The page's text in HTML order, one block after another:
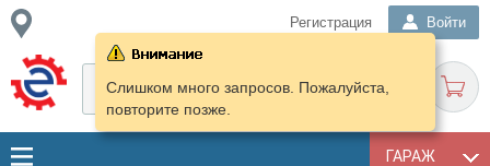
Регистрация Войти
ГАРАЖ
Слишком много запросов. Пожалуйста,
повторите позже.